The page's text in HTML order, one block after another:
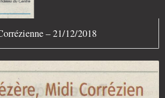
– 21/12/2018